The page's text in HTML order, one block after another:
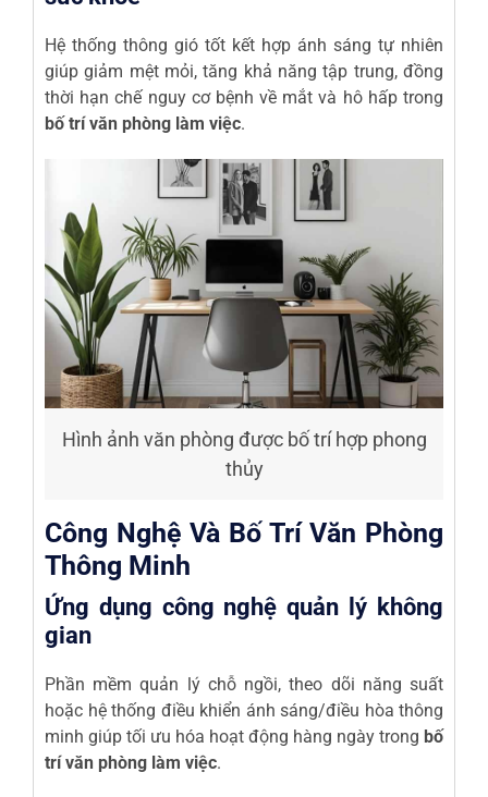
Hệ thống thông gió tốt kết hợp ánh sáng tự nhiên
giúp giảm mệt mỏi, tăng khả năng tập trung, đồng
thời hạn chế nguy cơ bệnh về mắt và hô hấp trong
bố trí văn phòng làm việc.
Hình ảnh văn phòng được bố trí hợp phong
thủy
Công Nghệ Và Bố Trí Văn Phòng
Thông Minh
Ứng dụng công nghệ quản lý không
gian
Phần mềm quản lý chỗ ngồi, theo dõi năng suất
hoặc hệ thống điều khiển ánh sáng/điều hòa thông
minh giúp tối ưu hóa hoạt động hàng ngày trong bố
trí văn phòng làm việc.